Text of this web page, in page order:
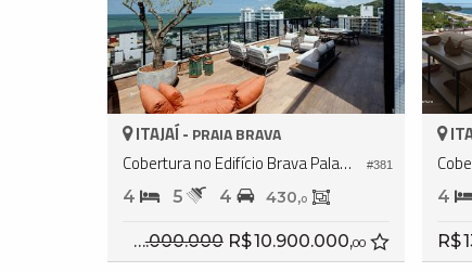
#381
ITAJAÍ - PRAIA BRAVA
Cobertura no Edifício Brava Palace Residence
4 5 4 430,0
R$ 16.000.000 R$ 10.900.000,00
4
R$